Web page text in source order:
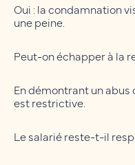
Oui : la condamnation
une peine.
Peut-on échapper à la
En démontrant un
est restrictive.
Le salarié reste-t-il